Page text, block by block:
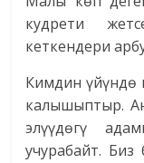
кудрети
кеткендери
Кимдин үйүндө
калышыптыр.
элүүдөгү
учурабайт.